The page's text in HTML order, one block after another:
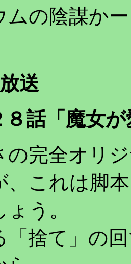
ムの陰謀か
送
８話「魔女
完全オリ
、これは脚
う。
捨て」の